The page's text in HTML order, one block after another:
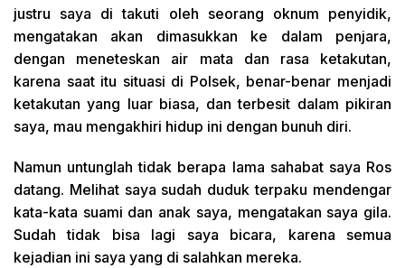
justru saya di takuti oleh seorang oknum penyidik,
mengatakan akan dimasukkan ke dalam penjara,
dengan meneteskan air mata dan rasa ketakutan,
karena saat itu situasi di Polsek, benar-benar menjadi
ketakutan yang luar biasa, dan terbesit dalam pikiran
saya, mau mengakhiri hidup ini dengan bunuh diri.
Namun untunglah tidak berapa lama sahabat saya Ros
datang. Melihat saya sudah duduk terpaku mendengar
kata-kata suami dan anak saya, mengatakan saya gila.
Sudah tidak bisa lagi saya bicara, karena semua
kejadian ini saya yang di salahkan mereka.